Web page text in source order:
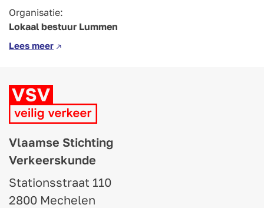
Organisatie:
Lokaal bestuur Lummen
Lees meer
Vlaamse Stichting
Verkeerskunde
Stationsstraat 110
2800 Mechelen